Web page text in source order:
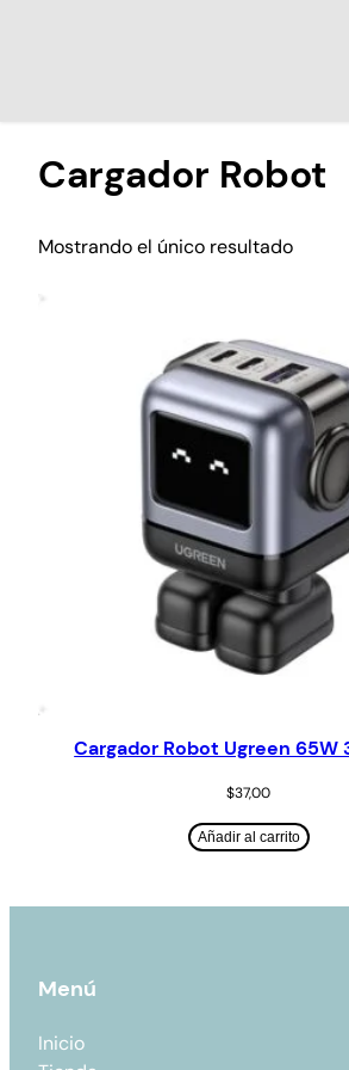
Cargador Robot
Mostrando el único resultado
Cargador Robot Ugreen 65W
$37,00
Añadir al carrito
Menú
Inicio